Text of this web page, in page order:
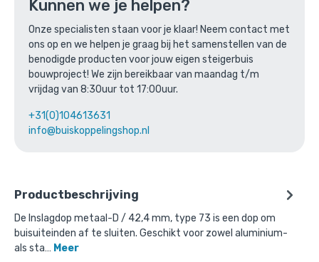
Kunnen we je helpen?
Onze specialisten staan voor je klaar! Neem contact met
ons op en we helpen je graag bij het samenstellen van de
benodigde producten voor jouw eigen steigerbuis
bouwproject! We zijn bereikbaar van maandag t/m
vrijdag van 8:30uur tot 17:00uur.
+31(0)104613631
info@buiskoppelingshop.nl
Productbeschrijving
De Inslagdop metaal-D / 42,4 mm, type 73 is een dop om
buisuiteinden af te sluiten. Geschikt voor zowel aluminium-
als sta… Meer
Bovenstaande product wordt vaak
gecombineerd met: